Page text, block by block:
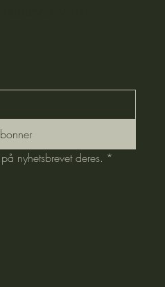
nyhetsbrevet deres. *